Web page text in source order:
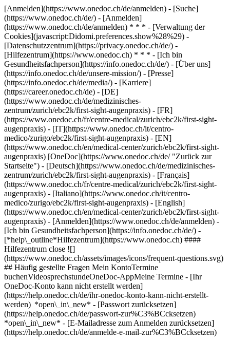
[Anmelden](https://www.onedoc.ch/de/anmelden) - [Suche]
(https://www.onedoc.ch/de/) - [Anmelden]
(https://www.onedoc.ch/de/anmelden) * * * - [Verwaltung der
Cookies](javascript:Didomi.preferences.show%28%29) -
[Datenschutzzentrum](https://privacy.onedoc.ch/de/) -
[Hilfezentrum](https://www.onedoc.ch) * * * - [Ich bin
Gesundheitsfachperson](https://info.onedoc.ch/de/) - [Über uns]
(https://info.onedoc.ch/de/unsere-mission/) - [Presse]
(https://info.onedoc.ch/de/media/) - [Karriere]
(https://career.onedoc.ch/de) - [DE]
(https://www.onedoc.ch/de/medizinisches-
zentrum/zurich/ebc2k/first-sight-augenpraxis) - [FR]
(https://www.onedoc.ch/fr/centre-medical/zurich/ebc2k/first-sight-
augenpraxis) - [IT](https://www.onedoc.ch/it/centro-
medico/zurigo/ebc2k/first-sight-augenpraxis) - [EN]
(https://www.onedoc.ch/en/medical-center/zurich/ebc2k/first-sight-
augenpraxis) [OneDoc](https://www.onedoc.ch/de/ "Zurück zur
Startseite") - [Deutsch](https://www.onedoc.ch/de/medizinisches-
zentrum/zurich/ebc2k/first-sight-augenpraxis) - [Français]
(https://www.onedoc.ch/fr/centre-medical/zurich/ebc2k/first-sight-
augenpraxis) - [Italiano](https://www.onedoc.ch/it/centro-
medico/zurigo/ebc2k/first-sight-augenpraxis) - [English]
(https://www.onedoc.ch/en/medical-center/zurich/ebc2k/first-sight-
augenpraxis) - [Anmelden](https://www.onedoc.ch/de/anmelden) -
[Ich bin Gesundheitsfachperson](https://info.onedoc.ch/de/) -
[*help\_outline*Hilfezentrum](https://www.onedoc.ch) ####
Hilfezentrum close ![]
(https://www.onedoc.ch/assets/images/icons/frequent-questions.svg)
## Häufig gestellte Fragen Mein KontoTermine
buchenVideosprechstundeOneDoc-AppMeine Termine - [Ihr
OneDoc-Konto kann nicht erstellt werden]
(https://help.onedoc.ch/de/ihr-onedoc-konto-kann-nicht-erstellt-
werden) *open\_in\_new* - [Passwort zurücksetzen]
(https://help.onedoc.ch/de/passwort-zur%C3%BCcksetzen)
*open\_in\_new* - [E-Mailadresse zum Anmelden zurücksetzen]
(https://help.onedoc.ch/de/anmelde-e-mail-zur%C3%BCcksetzen)